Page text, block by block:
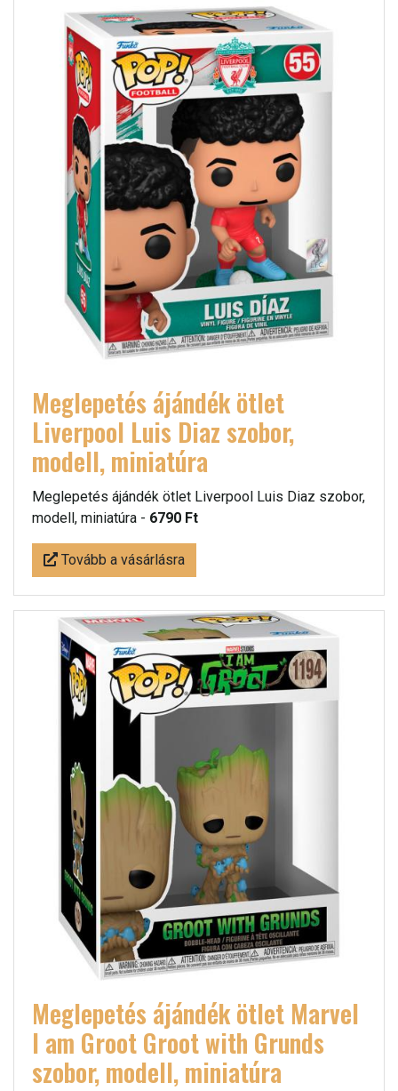
Meglepetés ájándék ötlet
Liverpool Luis Diaz szobor,
modell, miniatúra
Meglepetés ájándék ötlet Liverpool Luis Diaz szobor,
modell, miniatúra - 6790 Ft
Tovább a vásárlásra
Meglepetés ájándék ötlet Marvel
I am Groot Groot with Grunds
szobor, modell, miniatúra